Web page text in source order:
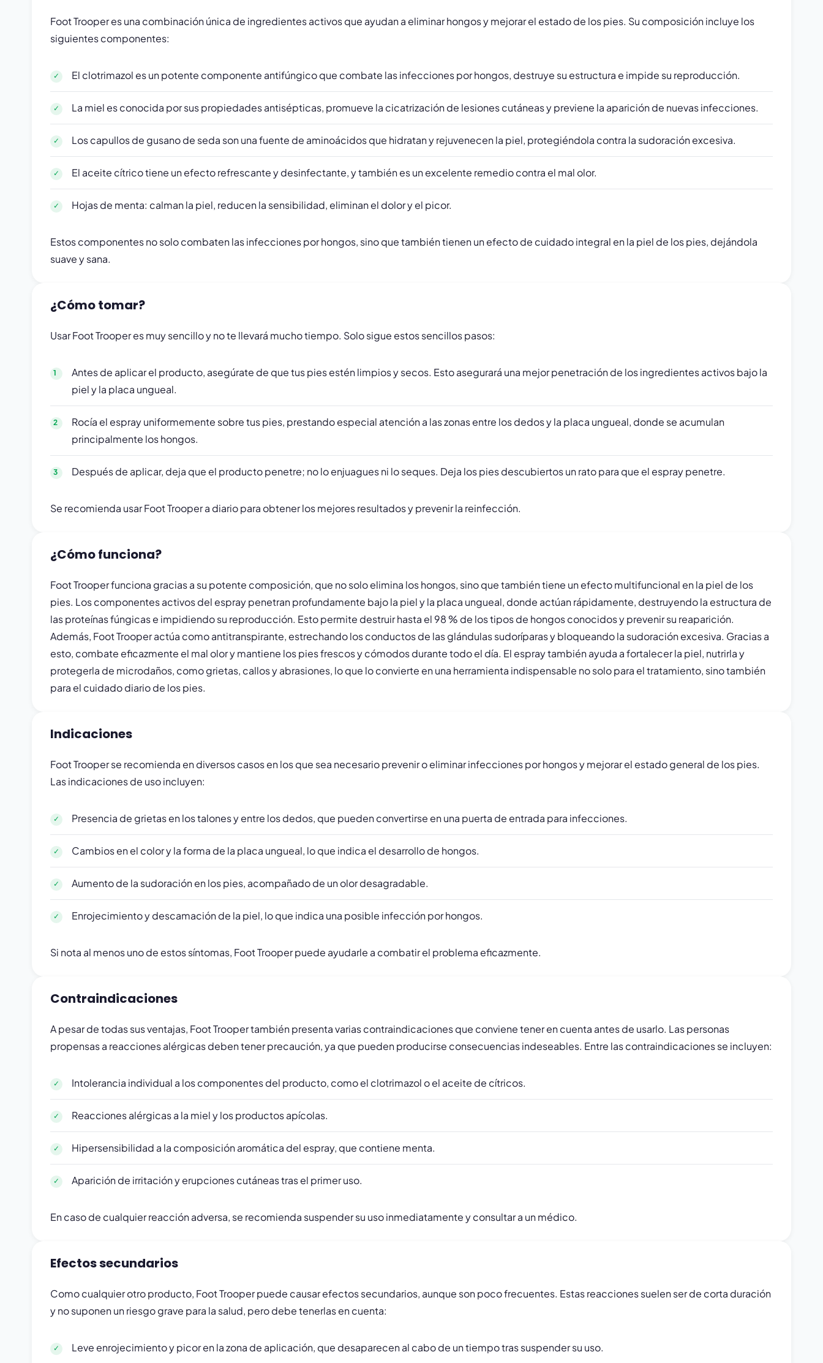
Foot Trooper es una combinación única de ingredientes activos que ayudan a eliminar hongos y mejorar el estado de los pies. Su composición incluye los
siguientes componentes:
El clotrimazol es un potente componente antifúngico que combate las infecciones por hongos, destruye su estructura e impide su reproducción.
La miel es conocida por sus propiedades antisépticas, promueve la cicatrización de lesiones cutáneas y previene la aparición de nuevas infecciones.
Los capullos de gusano de seda son una fuente de aminoácidos que hidratan y rejuvenecen la piel, protegiéndola contra la sudoración excesiva.
El aceite cítrico tiene un efecto refrescante y desinfectante, y también es un excelente remedio contra el mal olor.
Hojas de menta: calman la piel, reducen la sensibilidad, eliminan el dolor y el picor.
Estos componentes no solo combaten las infecciones por hongos, sino que también tienen un efecto de cuidado integral en la piel de los pies, dejándola
suave y sana.
¿Cómo tomar?
Usar Foot Trooper es muy sencillo y no te llevará mucho tiempo. Solo sigue estos sencillos pasos:
Antes de aplicar el producto, asegúrate de que tus pies estén limpios y secos. Esto asegurará una mejor penetración de los ingredientes activos bajo la
piel y la placa ungueal.
Rocía el espray uniformemente sobre tus pies, prestando especial atención a las zonas entre los dedos y la placa ungueal, donde se acumulan
principalmente los hongos.
Después de aplicar, deja que el producto penetre; no lo enjuagues ni lo seques. Deja los pies descubiertos un rato para que el espray penetre.
Se recomienda usar Foot Trooper a diario para obtener los mejores resultados y prevenir la reinfección.
¿Cómo funciona?
Foot Trooper funciona gracias a su potente composición, que no solo elimina los hongos, sino que también tiene un efecto multifuncional en la piel de los
pies. Los componentes activos del espray penetran profundamente bajo la piel y la placa ungueal, donde actúan rápidamente, destruyendo la estructura de
las proteínas fúngicas e impidiendo su reproducción. Esto permite destruir hasta el 98 % de los tipos de hongos conocidos y prevenir su reaparición.
Además, Foot Trooper actúa como antitranspirante, estrechando los conductos de las glándulas sudoríparas y bloqueando la sudoración excesiva. Gracias a
esto, combate eficazmente el mal olor y mantiene los pies frescos y cómodos durante todo el día. El espray también ayuda a fortalecer la piel, nutrirla y
protegerla de microdaños, como grietas, callos y abrasiones, lo que lo convierte en una herramienta indispensable no solo para el tratamiento, sino también
para el cuidado diario de los pies.
Indicaciones
Foot Trooper se recomienda en diversos casos en los que sea necesario prevenir o eliminar infecciones por hongos y mejorar el estado general de los pies.
Las indicaciones de uso incluyen:
Presencia de grietas en los talones y entre los dedos, que pueden convertirse en una puerta de entrada para infecciones.
Cambios en el color y la forma de la placa ungueal, lo que indica el desarrollo de hongos.
Aumento de la sudoración en los pies, acompañado de un olor desagradable.
Enrojecimiento y descamación de la piel, lo que indica una posible infección por hongos.
Si nota al menos uno de estos síntomas, Foot Trooper puede ayudarle a combatir el problema eficazmente.
Contraindicaciones
A pesar de todas sus ventajas, Foot Trooper también presenta varias contraindicaciones que conviene tener en cuenta antes de usarlo. Las personas
propensas a reacciones alérgicas deben tener precaución, ya que pueden producirse consecuencias indeseables. Entre las contraindicaciones se incluyen:
Intolerancia individual a los componentes del producto, como el clotrimazol o el aceite de cítricos.
Reacciones alérgicas a la miel y los productos apícolas.
Hipersensibilidad a la composición aromática del espray, que contiene menta.
Aparición de irritación y erupciones cutáneas tras el primer uso.
En caso de cualquier reacción adversa, se recomienda suspender su uso inmediatamente y consultar a un médico.
Efectos secundarios
Como cualquier otro producto, Foot Trooper puede causar efectos secundarios, aunque son poco frecuentes. Estas reacciones suelen ser de corta duración
y no suponen un riesgo grave para la salud, pero debe tenerlas en cuenta:
Leve enrojecimiento y picor en la zona de aplicación, que desaparecen al cabo de un tiempo tras suspender su uso.